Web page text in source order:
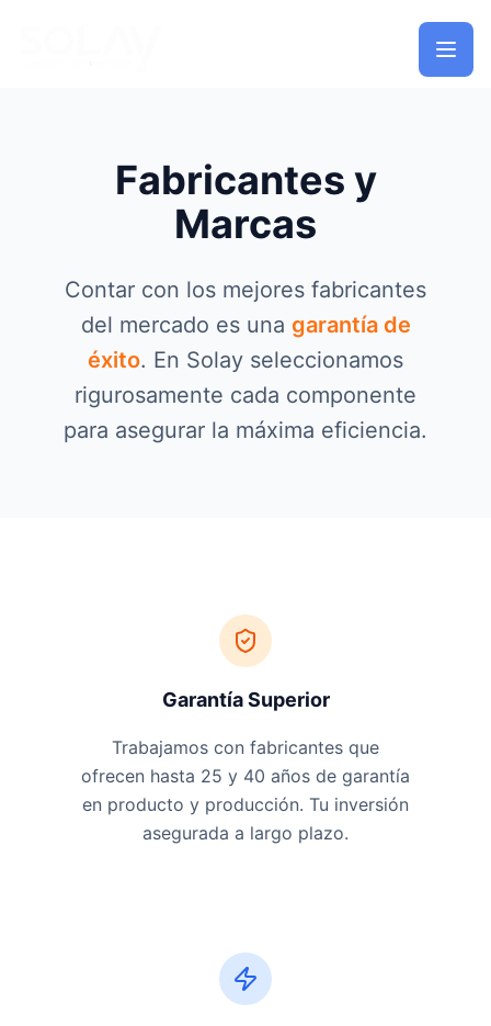
Fabricantes y
Marcas
Contar con los mejores fabricantes
del mercado es una garantía de
éxito. En Solay seleccionamos
rigurosamente cada componente
para asegurar la máxima eficiencia.
Garantía Superior
Trabajamos con fabricantes que
ofrecen hasta 25 y 40 años de garantía
en producto y producción. Tu inversión
asegurada a largo plazo.